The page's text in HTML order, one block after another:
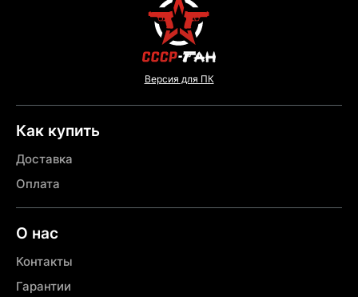
Версия для ПК
Как купить
Доставка
Оплата
О нас
Контакты
Гарантии